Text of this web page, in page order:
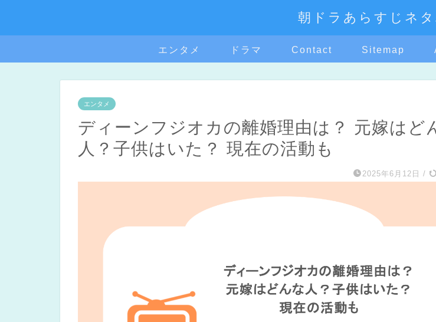
朝ドラあらすじネ
エンタメ ドラマ Contact Sitemap
エンタメ
ディーンフジオカの離婚理由は？ 元嫁はど
人？子供はいた？ 現在の活動も
2025年6月12日 /